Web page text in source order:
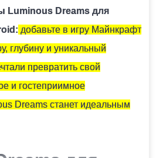
Luminous Dreams для
добавьте в игру Майнкрафт
глубину и уникальный
превратить свой
и гостеприимное
Dreams станет идеальным
файл и запустить его на
НЕСКОЛЬКИХ ТЕКСТУР
устанавливать несколько